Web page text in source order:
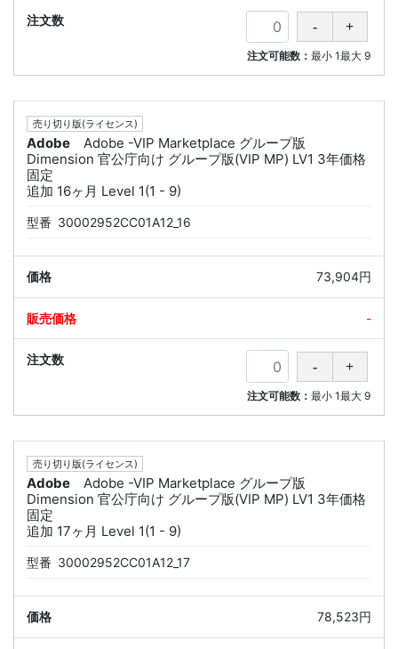
注文可能数：最小 1最大 9
売り切り版(ライセンス)
Adobe
Adobe -VIP Marketplace グループ版
Dimension 官公庁向け グループ版(VIP MP) LV1 3年価格
固定
追加 16ヶ月 Level 1(1 - 9)
型番 30002952CC01A12_16
73,904円
-
注文可能数：最小 1最大 9
売り切り版(ライセンス)
Adobe
Adobe -VIP Marketplace グループ版
Dimension 官公庁向け グループ版(VIP MP) LV1 3年価格
固定
追加 17ヶ月 Level 1(1 - 9)
型番 30002952CC01A12_17
78,523円